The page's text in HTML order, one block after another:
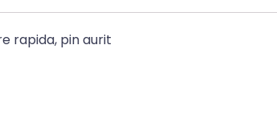
rapida, pin aurit